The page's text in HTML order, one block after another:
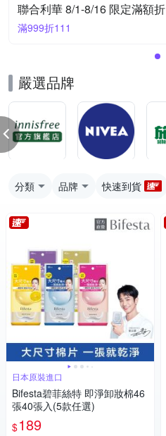
聯合利華 8/1-8/16 限定滿額折
滿999折111
嚴選品牌
分類 品牌 快速到貨
日本原裝進口
Bifesta碧菲絲特 即淨卸妝棉46
張40張入(5款任選)
$189